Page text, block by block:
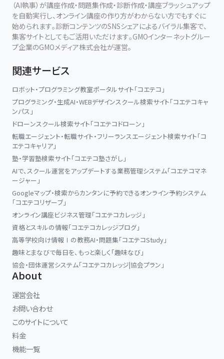
（AI執事）が講座作成・問題集作成・診断作成・講座ブラッシュアップ
を自動実行し、オンライン講座の作り方がわからない方でもすぐに
始められます。診断コンテンツのSNSシェアによるバイラル集客で、
集客サイトとしてもご活用いただけます。GMOインターネットグルー
プ企業のGMOメディア株式会社が運営。
関連サービス
ロボット・プログラミング教室ポータルサイト「コエテコ」
プログラミング・生成AI・WEBデザインスクール検索サイト「コエテコキャ
ンパス」
ドローンスクール検索サイト「コエテコドローン」
転職エージェント・転職サイト・フリーランスエージェント検索サイト「コ
エテコキャリア」
塾・学習塾検索サイト「コエテコ塾さがし」
AIで、スクール運営をアップデートする業務管理システム「コエテコマネ
ージャー」
Googleマップ・検索からカンタンに予約できるオンライン予約システム
「コエテコリザーブ」
オンライン講座ビジネス管理「コエテコカレッジ」
資格とスキルの情報「コエテコカレッジブログ」
高等学校向け情報Ⅰの教務AI・問題集「コエテコStudy」
趣味とまなびで毎日を、もっと楽しく「趣味なび」
協会・団体運営システム「コエテコカレッジ|協会プラン」
About
運営会社
お問い合わせ
このサイトについて
料金
機能一覧